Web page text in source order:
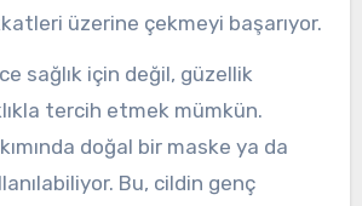
üzerine çekmeyi başarıyor.
sağlık için değil, güzellik
tercih etmek mümkün.
doğal bir maske ya da
Bu, cildin genç